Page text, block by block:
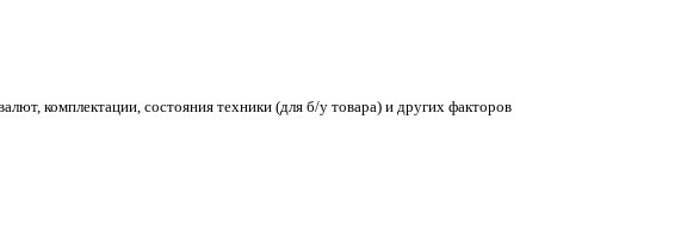
комплектации, состояния техники (для б/у товара) и других факторов